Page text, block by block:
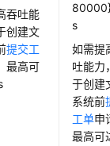
吞吐能
创建文
提交工
最高可
s
如需提
吐能力
于创建
系统前
工单申
最高可